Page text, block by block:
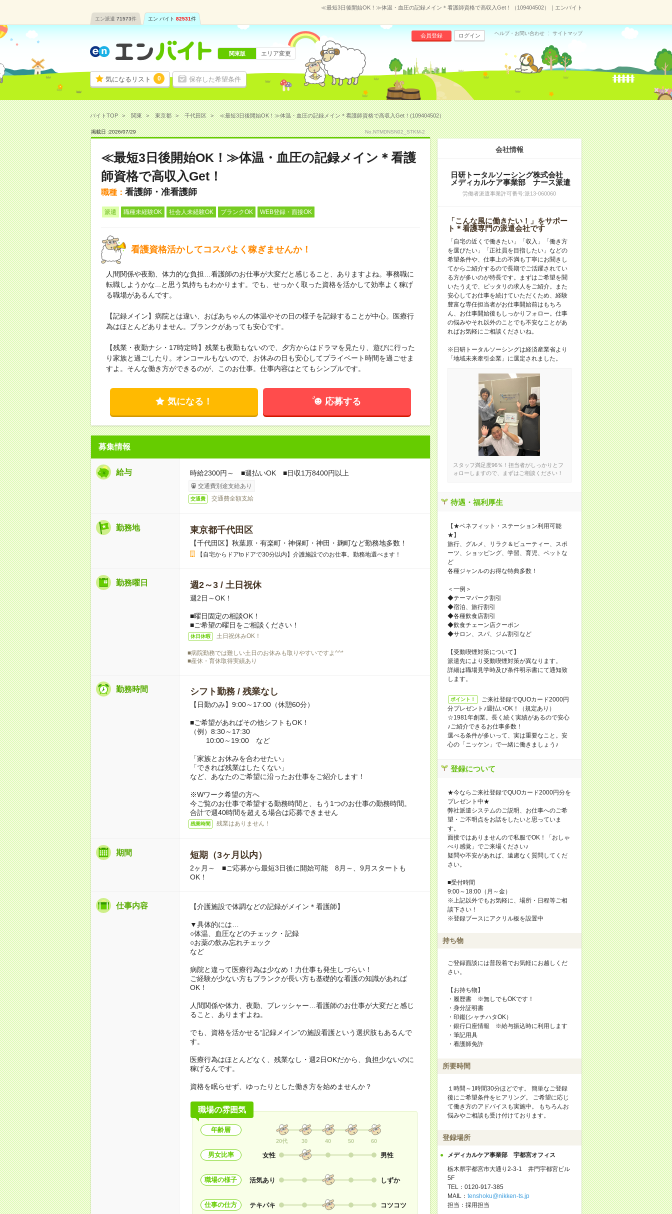
≪最短3日後開始OK！≫体温・血圧の記録メイン＊看護師資格で高収入Get！（109404502）｜エンバイト
エン派遣 71573件 エン バイト 82531件
気になるリスト 0 保存した希望条件
会員登録 ログイン ヘルプ・お問い合わせ サイトマップ
関東版 エリア変更
バイトTOP 関東 東京都 千代田区 ≪最短3日後開始OK！≫体温・血圧の記録メイン＊看護師資格で高収入Get！(109404502）
掲載日 :2026/07/29 No.NTMDNSN02_STKM-2
≪最短3日後開始OK！≫体温・血圧の記録メイン＊看護
師資格で高収入Get！
職種： 看護師・准看護師
派遣 職種未経験OK 社会人未経験OK ブランクOK WEB登録・面接OK
看護資格活かしてコスパよく稼ぎませんか！
人間関係や夜勤、体力的な負担…看護師のお仕事が大変だと感じること、ありますよね。事務職に
転職しようかな...と思う気持ちもわかります。でも、せっかく取った資格を活かして効率よく稼げ
る職場があるんです。
【記録メイン】病院とは違い、おばあちゃんの体温やその日の様子を記録することが中心。医療行
為はほとんどありません。ブランクがあっても安心です。
【残業・夜勤ナシ・17時定時】残業も夜勤もないので、夕方からはドラマを見たり、遊びに行った
り家族と過ごしたり。オンコールもないので、お休みの日も安心してプライベート時間を過ごせま
すよ。そんな働き方ができるのが、このお仕事。仕事内容はとてもシンプルです。
気になる！ 応募する
募集情報
給与 時給2300円～ ■週払いOK ■日収1万8400円以上
交通費別途支給あり
交通費 交通費全額支給
勤務地 東京都千代田区
【千代田区】秋葉原・有楽町・神保町・神田・麹町など勤務地多数！
【自宅からドアtoドアで30分以内】介護施設でのお仕事。勤務地選べます！
勤務曜日 週2～3 / 土日祝休
週2日～OK！
■曜日固定の相談OK！
■ご希望の曜日をご相談ください！
休日休暇 土日祝休みOK！
■病院勤務では難しい土日のお休みも取りやすいですよ^^*
■産休・育休取得実績あり
勤務時間 シフト勤務 / 残業なし
【日勤のみ】9:00～17:00（休憩60分）
■ご希望があればその他シフトもOK！
（例）8:30～17:30
10:00～19:00 など
「家族とお休みを合わせたい」
「できれば残業はしたくない」
など、あなたのご希望に沿ったお仕事をご紹介します！
※Wワーク希望の方へ
今ご覧のお仕事で希望する勤務時間と、もう1つのお仕事の勤務時間。
合計で週40時間を超える場合は応募できません
残業時間 残業はありません！
期間 短期（3ヶ月以内）
2ヶ月～ ■ご応募から最短3日後に開始可能 8月～、9月スタートも
OK！
仕事内容 【介護施設で体調などの記録がメイン＊看護師】
▼具体的には…
○体温、血圧などのチェック・記録
○お薬の飲み忘れチェック
など
病院と違って医療行為は少なめ！力仕事も発生しづらい！
ご経験が少ない方もブランクが長い方も基礎的な看護の知識があれば
OK！
人間関係や体力、夜勤、プレッシャー…看護師のお仕事が大変だと感じ
ること、ありますよね。
でも、資格を活かせる“記録メイン”の施設看護という選択肢もあるんで
す。
医療行為はほとんどなく、残業なし・週2日OKだから、負担少ないのに
稼げるんです。
資格を眠らせず、ゆったりとした働き方を始めませんか？
職場の雰囲気
年齢層
20代 30 40 50 60
男女比率 女性 男性
職場の様子 活気あり しずか
仕事の仕方 テキパキ コツコツ
会社情報
日研トータルソーシング株式会社
メディカルケア事業部 ナース派遣
労働者派遣事業許可番号:派13-060060
「こんな風に働きたい！」をサポー
ト＊看護専門の派遣会社です
「自宅の近くで働きたい」「収入」「働き方
を選びたい」「正社員を目指したい」などの
希望条件や、仕事上の不満も丁寧にお聞きし
てからご紹介するので長期でご活躍されてい
る方が多いのが特長です。まずはご希望を聞
いたうえで、ピッタリの求人をご紹介。また
安心してお仕事を続けていただくため、経験
豊富な専任担当者がお仕事開始前はもちろ
ん、お仕事開始後もしっかりフォロー。仕事
の悩みやそれ以外のことでも不安なことがあ
ればお気軽にご相談くださいね。
※日研トータルソーシングは経済産業省より
「地域未来牽引企業」に選定されました。
スタッフ満足度96％！担当者がしっかりとフ
ォローしますので、まずはご相談ください！
待遇・福利厚生
【★ベネフィット・ステーション利用可能
★】
旅行、グルメ、リラク＆ビューティー、スポ
ーツ、ショッピング、学習、育児、ペットな
ど
各種ジャンルのお得な特典多数！
＜一例＞
◆テーマパーク割引
◆宿泊、旅行割引
◆各種飲食店割引
◆飲食チェーン店クーポン
◆サロン、スパ、ジム割引など
【受動喫煙対策について】
派遣先により受動喫煙対策が異なります。
詳細は職場見学時及び条件明示書にて通知致
します。
ポイント！
ご来社登録でQUOカード2000円
分プレゼント♪週払いOK！（規定あり）
☆1981年創業。長く続く実績があるので安心
♪ご紹介できるお仕事多数！
選べる条件が多いって、実は重要なこと。安
心の「ニッケン」で一緒に働きましょう♪
登録について
★今ならご来社登録でQUOカード2000円分を
プレゼント中★
弊社派遣システムのご説明、お仕事へのご希
望・ご不明点をお話をしたいと思っていま
す。
面接ではありませんので私服でOK！「おしゃ
べり感覚」でご来場ください♪
疑問や不安があれば、遠慮なく質問してくだ
さい。
■受付時間
9:00～18:00（月～金）
※上記以外でもお気軽に、場所・日程等ご相
談下さい！
※登録ブースにアクリル板を設置中
持ち物
ご登録面談には普段着でお気軽にお越しくだ
さい。
【お持ち物】
・履歴書 ※無しでもOKです！
・身分証明書
・印鑑(シャチハタOK）
・銀行口座情報 ※給与振込時に利用します
・筆記用具
・看護師免許
所要時間
１時間～1時間30分ほどです。 簡単なご登録
後にご希望条件をヒアリング。 ご希望に応じ
て働き方のアドバイスも実施中。 もちろんお
悩みやご相談も受け付けております。
登録場所
メディカルケア事業部 宇都宮オフィス
栃木県宇都宮市大通り2-3-1 井門宇都宮ビル
5F
TEL：0120-917-385
MAIL： tenshoku@nikken-ts.jp
担当：採用担当